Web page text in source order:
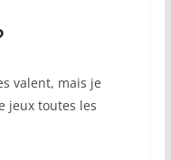
valent, mais je
jeux toutes les